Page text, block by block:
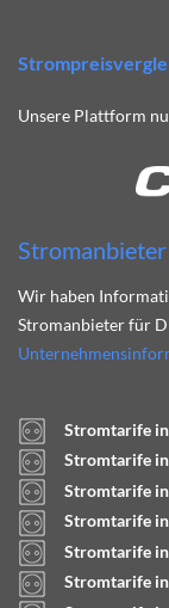
Unsere Plattform
Wir haben
Stromanbieter für
Stromtarife
Stromtarife
Stromtarife
Stromtarife
Stromtarife
Stromtarife in